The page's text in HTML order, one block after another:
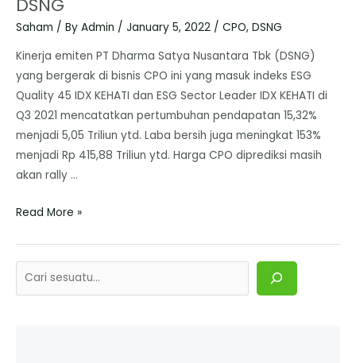
DSNG
Saham / By Admin / January 5, 2022 / CPO, DSNG
Kinerja emiten PT Dharma Satya Nusantara Tbk (DSNG)
yang bergerak di bisnis CPO ini yang masuk indeks ESG
Quality 45 IDX KEHATI dan ESG Sector Leader IDX KEHATI di
Q3 2021 mencatatkan pertumbuhan pendapatan 15,32%
menjadi 5,05 Triliun ytd. Laba bersih juga meningkat 153%
menjadi Rp 415,88 Triliun ytd. Harga CPO diprediksi masih
akan rally …
Read More »